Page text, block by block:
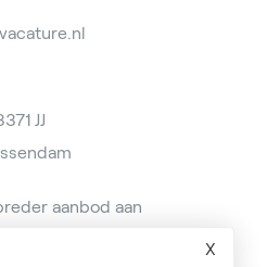
JJ
aanbod aan
X